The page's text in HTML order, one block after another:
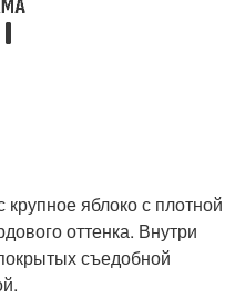
яблоко с плотной
оттенка. Внутри
съедобной